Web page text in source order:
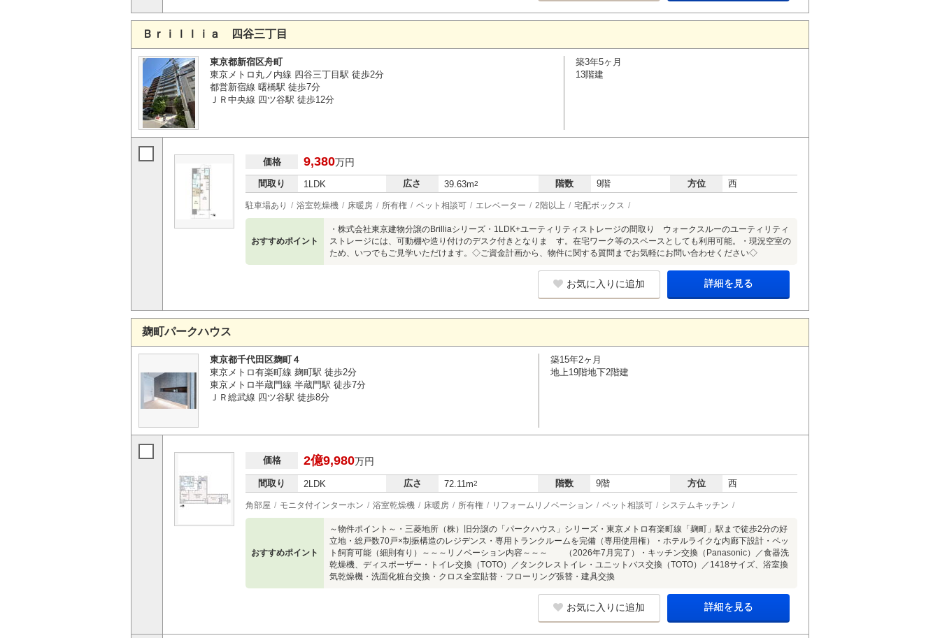
Ｂｒｉｌｌｉａ 四谷三丁目
東京都新宿区舟町
東京メトロ丸ノ内線 四谷三丁目駅 徒歩2分
都営新宿線 曙橋駅 徒歩7分
ＪＲ中央線 四ツ谷駅 徒歩12分
築3年5ヶ月
13階建
価格 9,380万円
間取り 1LDK 広さ 39.63m2 階数 9階 方位 西
駐車場あり 浴室乾燥機 床暖房 所有権 ペット相談可 エレベーター 2階以上 宅配ボックス
おすすめポイント
・株式会社東京建物分譲のBrilliaシリーズ・1LDK+ユーティリティストレージの間取り ウォークスルーのユーティリティ
ストレージには、可動棚や造り付けのデスク付きとなりま す。在宅ワーク等のスペースとしても利用可能。・現況空室の
ため、いつでもご見学いただけます。◇ご資金計画から、物件に関する質問までお気軽にお問い合わせください◇
お気に入りに追加 詳細を見る
麹町パークハウス
東京都千代田区麹町４
東京メトロ有楽町線 麹町駅 徒歩2分
東京メトロ半蔵門線 半蔵門駅 徒歩7分
ＪＲ総武線 四ツ谷駅 徒歩8分
築15年2ヶ月
地上19階地下2階建
価格 2億9,980万円
間取り 2LDK 広さ 72.11m2 階数 9階 方位 西
角部屋 モニタ付インターホン 浴室乾燥機 床暖房 所有権 リフォームリノベーション ペット相談可 システムキッチン
おすすめポイント
～物件ポイント～・三菱地所（株）旧分譲の「パークハウス」シリーズ・東京メトロ有楽町線「麹町」駅まで徒歩2分の好
立地・総戸数70戸×制振構造のレジデンス・専用トランクルームを完備（専用使用権）・ホテルライクな内廊下設計・ペッ
ト飼育可能（細則有り）～～～リノベーション内容～～～ （2026年7月完了）・キッチン交換（Panasonic）／食器洗
乾燥機、ディスポーザー・トイレ交換（TOTO）／タンクレストイレ・ユニットバス交換（TOTO）／1418サイズ、浴室換
気乾燥機・洗面化粧台交換・クロス全室貼替・フローリング張替・建具交換
お気に入りに追加 詳細を見る